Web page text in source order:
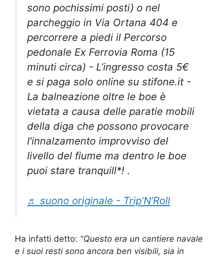
sono pochissimi posti) o nel
parcheggio in Via Ortana 404 e
percorrere a piedi il Percorso
pedonale Ex Ferrovia Roma (15
minuti circa) - L’ingresso costa 5€
e si paga solo online su stifone.it -
La balneazione oltre le boe è
vietata a causa delle paratie mobili
della diga che possono provocare
l’innalzamento improvviso del
livello del fiume ma dentro le boe
puoi stare tranquill*! .
♬ suono originale - Trip’N’Roll
Ha infatti detto: "Questo era un cantiere navale
e i suoi resti sono ancora ben visibili, sia in